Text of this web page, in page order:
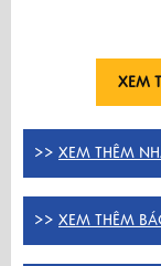
XEM
>> XEM THÊM
>> XEM THÊM